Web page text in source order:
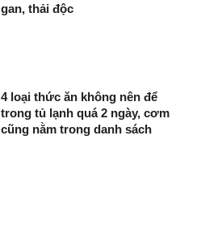
gan, thải độc
4 loại thức ăn không nên để
trong tủ lạnh quá 2 ngày, cơm
cũng nằm trong danh sách